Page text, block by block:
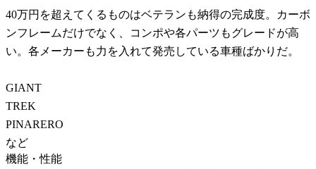
40万円を超えてくるものはベテランも納得の完成度。カーボ
ンフレームだけでなく、コンポや各パーツもグレードが高
い。各メーカーも力を入れて発売している車種ばかりだ。
GIANT
TREK
PINARERO
など
機能・性能